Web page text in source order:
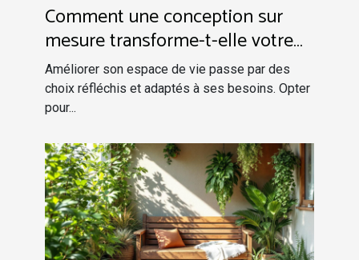
Comment une conception sur
mesure transforme-t-elle votre
espace de vie ?
Améliorer son espace de vie passe par des
choix réfléchis et adaptés à ses besoins. Opter
pour...